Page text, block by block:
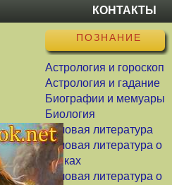
КОНТАКТЫ
ПОЗНАНИЕ
Астрология и гороскоп
Астрология и гадание
Биографии и мемуары
Биология
Деловая литература
Деловая литература о
банках
Деловая литература о